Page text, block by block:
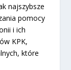
najszybsze
pomocy
i ich
KPK,
które